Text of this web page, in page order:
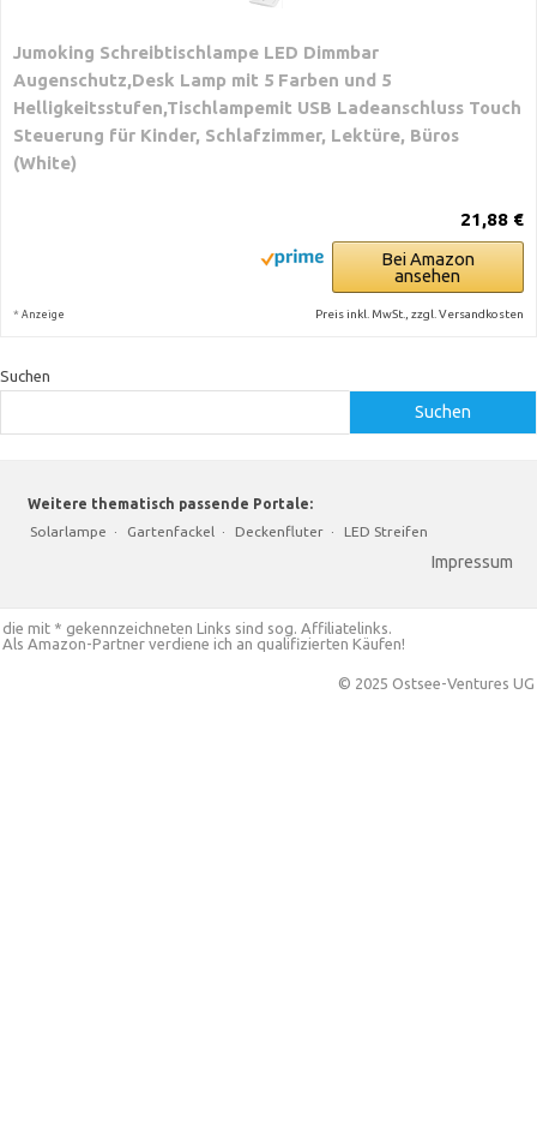
Jumoking Schreibtischlampe LED Dimmbar
Augenschutz,Desk Lamp mit 5 Farben und 5
Helligkeitsstufen,Tischlampemit USB Ladeanschluss Touch
Steuerung für Kinder, Schlafzimmer, Lektüre, Büros
(White)
21,88 €
Bei Amazon
ansehen
* Anzeige Preis inkl. MwSt., zzgl. Versandkosten
Suchen
Suchen
Weitere thematisch passende Portale:
Solarlampe · Gartenfackel · Deckenfluter · LED Streifen
Impressum
die mit * gekennzeichneten Links sind sog. Affiliatelinks.
Als Amazon-Partner verdiene ich an qualifizierten Käufen!
© 2025 Ostsee-Ventures UG